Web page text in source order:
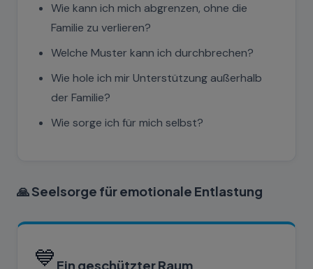
Wie kann ich mich abgrenzen, ohne die
Familie zu verlieren?
Welche Muster kann ich durchbrechen?
Wie hole ich mir Unterstützung außerhalb
der Familie?
Wie sorge ich für mich selbst?
🙏 Seelsorge für emotionale Entlastung
💙 Ein geschützter Raum